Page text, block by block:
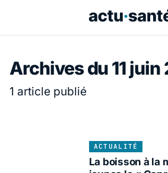
Archives du 11 juin
1 article publié
ACTUALITÉ
La boisson à la